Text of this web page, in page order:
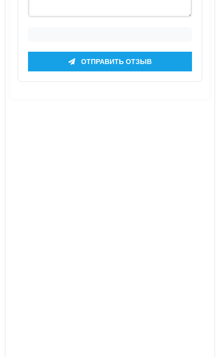
ОТПРАВИТЬ ОТЗЫВ